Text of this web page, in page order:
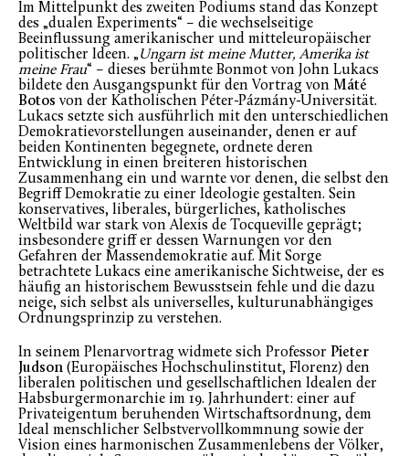
Im Mittelpunkt des zweiten Podiums stand das Konzept
des „dualen Experiments“ – die wechselseitige
Beeinflussung amerikanischer und mitteleuropäischer
politischer Ideen. „Ungarn ist meine Mutter, Amerika ist
meine Frau“ – dieses berühmte Bonmot von John Lukacs
bildete den Ausgangspunkt für den Vortrag von Máté
Botos von der Katholischen Péter-Pázmány-Universität.
Lukacs setzte sich ausführlich mit den unterschiedlichen
Demokratievorstellungen auseinander, denen er auf
beiden Kontinenten begegnete, ordnete deren
Entwicklung in einen breiteren historischen
Zusammenhang ein und warnte vor denen, die selbst den
Begriff Demokratie zu einer Ideologie gestalten. Sein
konservatives, liberales, bürgerliches, katholisches
Weltbild war stark von Alexis de Tocqueville geprägt;
insbesondere griff er dessen Warnungen vor den
Gefahren der Massendemokratie auf. Mit Sorge
betrachtete Lukacs eine amerikanische Sichtweise, der es
häufig an historischem Bewusstsein fehle und die dazu
neige, sich selbst als universelles, kulturunabhängiges
Ordnungsprinzip zu verstehen.
In seinem Plenarvortrag widmete sich Professor Pieter
Judson (Europäisches Hochschulinstitut, Florenz) den
liberalen politischen und gesellschaftlichen Idealen der
Habsburgermonarchie im 19. Jahrhundert: einer auf
Privateigentum beruhenden Wirtschaftsordnung, dem
Ideal menschlicher Selbstvervollkommnung sowie der
Vision eines harmonischen Zusammenlebens der Völker,